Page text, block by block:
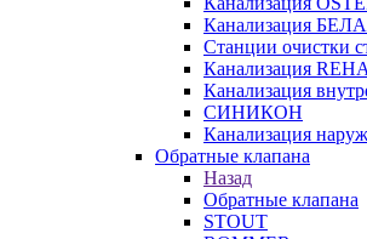
Канализация
Станции очистки
Канализация
Канализация
СИНИКОН
Канализация
Обратные клапана
Назад
Обратные клапана
STOUT